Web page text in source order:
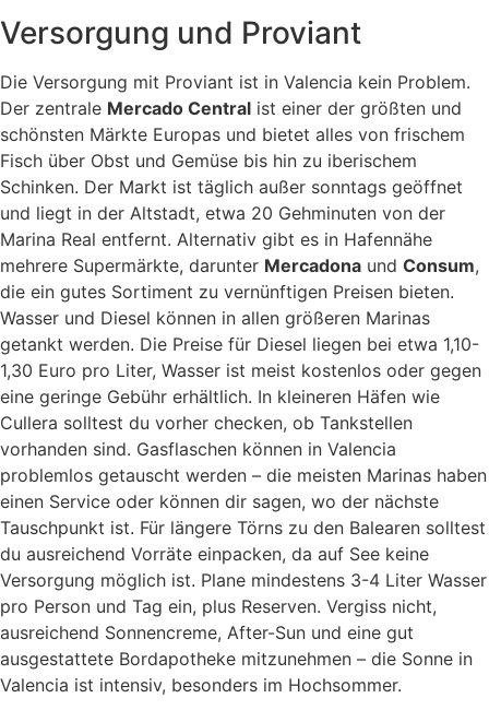
Versorgung und Proviant
Die Versorgung mit Proviant ist in Valencia kein Problem.
Der zentrale Mercado Central ist einer der größten und
schönsten Märkte Europas und bietet alles von frischem
Fisch über Obst und Gemüse bis hin zu iberischem
Schinken. Der Markt ist täglich außer sonntags geöffnet
und liegt in der Altstadt, etwa 20 Gehminuten von der
Marina Real entfernt. Alternativ gibt es in Hafennähe
mehrere Supermärkte, darunter Mercadona und Consum,
die ein gutes Sortiment zu vernünftigen Preisen bieten.
Wasser und Diesel können in allen größeren Marinas
getankt werden. Die Preise für Diesel liegen bei etwa 1,10-
1,30 Euro pro Liter, Wasser ist meist kostenlos oder gegen
eine geringe Gebühr erhältlich. In kleineren Häfen wie
Cullera solltest du vorher checken, ob Tankstellen
vorhanden sind. Gasflaschen können in Valencia
problemlos getauscht werden – die meisten Marinas haben
einen Service oder können dir sagen, wo der nächste
Tauschpunkt ist. Für längere Törns zu den Balearen solltest
du ausreichend Vorräte einpacken, da auf See keine
Versorgung möglich ist. Plane mindestens 3-4 Liter Wasser
pro Person und Tag ein, plus Reserven. Vergiss nicht,
ausreichend Sonnencreme, After-Sun und eine gut
ausgestattete Bordapotheke mitzunehmen – die Sonne in
Valencia ist intensiv, besonders im Hochsommer.